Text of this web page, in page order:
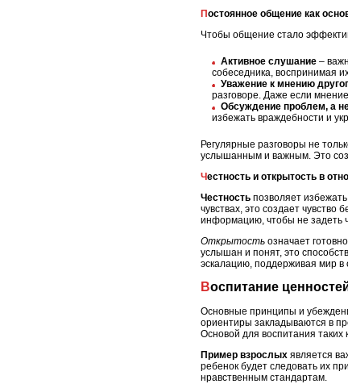
Постоянное общение как
Чтобы общение стало
Активное слушание –
собеседника, воспринимая
Уважение к мнению
разговоре. Даже если
Обсуждение проблем, а
избежать враждебности и
Регулярные разговоры не
услышанным и важным. Это
Честность и открытость в
Честность позволяет
чувствах, это создает чувство
информацию, чтобы не задеть
Открытость означает
услышан и понят, это
эскалацию, поддерживая мир в
Воспитание
Основные принципы и
ориентиры закладываются в
Основой для воспитания таких
Пример взрослых является
ребенок будет следовать их
нравственным стандартам.